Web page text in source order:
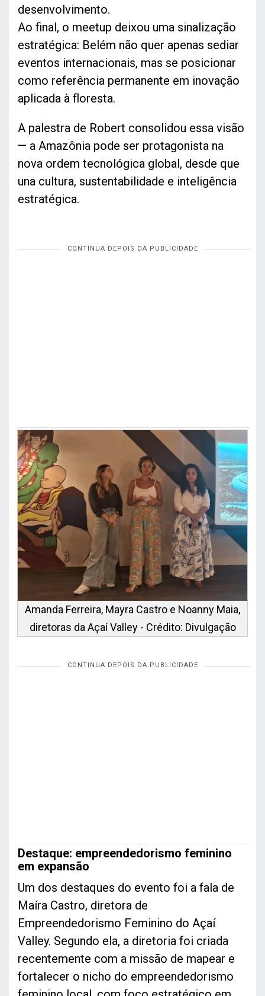
desenvolvimento.
Ao final, o meetup deixou uma sinalização
estratégica: Belém não quer apenas sediar
eventos internacionais, mas se posicionar
como referência permanente em inovação
aplicada à floresta.
A palestra de Robert consolidou essa visão
— a Amazônia pode ser protagonista na
nova ordem tecnológica global, desde que
una cultura, sustentabilidade e inteligência
estratégica.
Amanda Ferreira, Mayra Castro e Noanny Maia,
diretoras da Açaí Valley - Crédito: Divulgação
Destaque: empreendedorismo feminino
em expansão
Um dos destaques do evento foi a fala de
Maíra Castro, diretora de
Empreendedorismo Feminino do Açaí
Valley. Segundo ela, a diretoria foi criada
recentemente com a missão de mapear e
fortalecer o nicho do empreendedorismo